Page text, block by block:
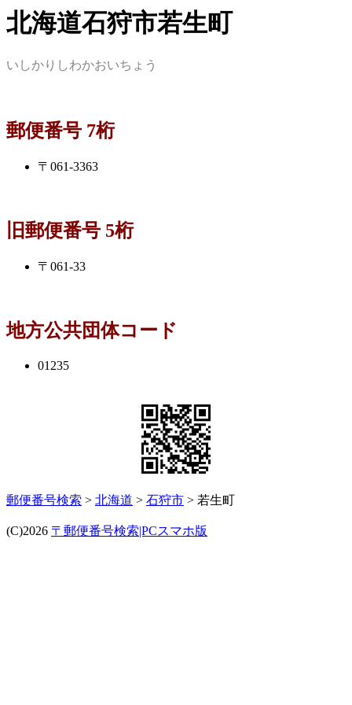
北海道石狩市若生町
いしかりしわかおいちょう
郵便番号 7桁
〒061-3363
旧郵便番号 5桁
〒061-33
地方公共団体コード
01235
郵便番号検索 > 北海道 > 石狩市 > 若生町
(C)2026 〒郵便番号検索|PCスマホ版